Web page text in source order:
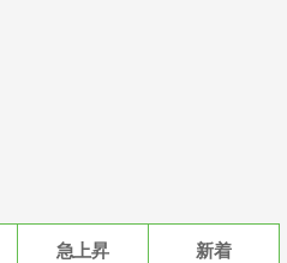
急上昇 新着